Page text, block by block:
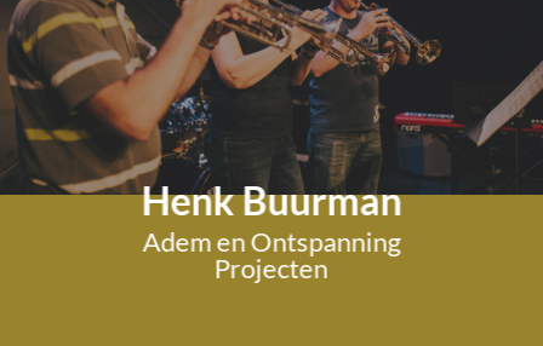
Henk Buurman
Adem en Ontspanning
Projecten